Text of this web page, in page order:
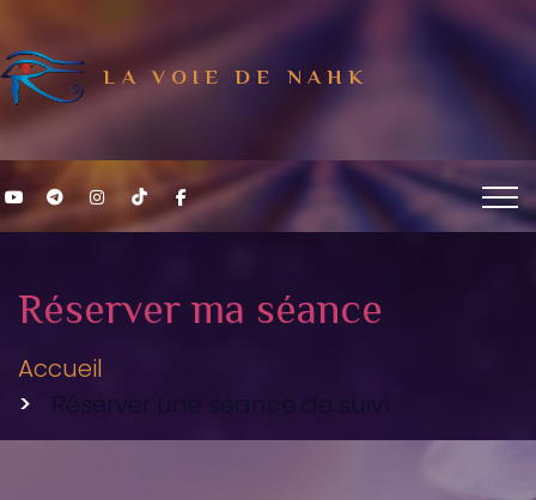
LA VOIE DE NAHK
Youtube La voie de Nahk
Telegram La voie de Nahk
Instagram La voie de Nahk
Tiktok La voie de Nahk
Facebook La voie de Nahk
Réserver ma séance
Accueil
Réserver une seance de suivi